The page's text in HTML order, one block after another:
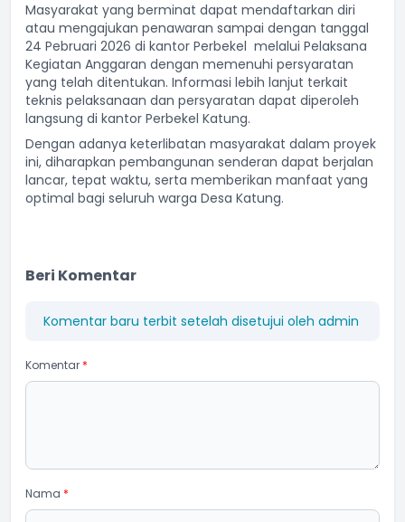
Masyarakat yang berminat dapat mendaftarkan diri
atau mengajukan penawaran sampai dengan tanggal
24 Pebruari 2026 di kantor Perbekel melalui Pelaksana
Kegiatan Anggaran dengan memenuhi persyaratan
yang telah ditentukan. Informasi lebih lanjut terkait
teknis pelaksanaan dan persyaratan dapat diperoleh
langsung di kantor Perbekel Katung.
Dengan adanya keterlibatan masyarakat dalam proyek
ini, diharapkan pembangunan senderan dapat berjalan
lancar, tepat waktu, serta memberikan manfaat yang
optimal bagi seluruh warga Desa Katung.
Beri Komentar
Komentar baru terbit setelah disetujui oleh admin
Komentar *
Nama *